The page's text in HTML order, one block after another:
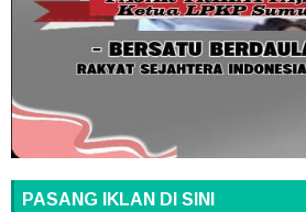
PASANG IKLAN DI SINI